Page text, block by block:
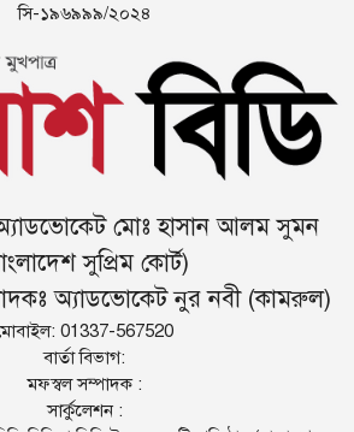
সি-১৯৬৯৯৯/২০২৪
মোঃ হাসান আলম সুমন
সুপ্রিম কোর্ট)
অ্যাডভোকেট নুর নবী (কামরুল)
01337-567520
বার্তা বিভাগ:
মফস্বল সম্পাদক :
সার্কুলেশন :